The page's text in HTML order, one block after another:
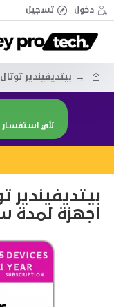
دخول تسجيل
بيتديفيندير توتال
لأي استفسار
اجهزة لمدة